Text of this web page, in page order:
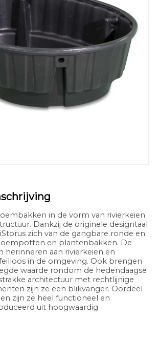
in de vorm van rivierkeien
Dankzij de originele designtaal
zich van de gangbare ronde en
en plantenbakken. De
herinneren aan rivierkeien en
in de omgeving. Ook brengen
waarde rondom de hedendaagse
architectuur met rechtlijnige
zijn ze een blikvanger. Oordeel
zijn ze heel functioneel en
uit hoogwaardig